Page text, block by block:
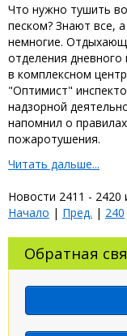
Что нужно тушить
песком? Знают все,
немногие.
отделения дневного
в комплексном
"Оптимист"
надзорной
напомнил о
пожаротушения.
Читать дальше...
Новости 2411 - 2420
Начало | Пред. | 240
Обратная